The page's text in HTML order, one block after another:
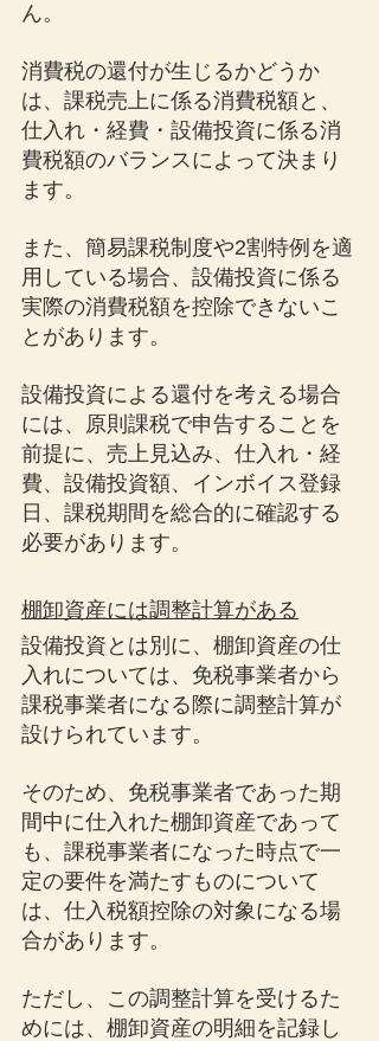
ん。
消費税の還付が生じるかどうか
は、課税売上に係る消費税額と、
仕入れ・経費・設備投資に係る消
費税額のバランスによって決まり
ます。
また、簡易課税制度や2割特例を適
用している場合、設備投資に係る
実際の消費税額を控除できないこ
とがあります。
設備投資による還付を考える場合
には、原則課税で申告することを
前提に、売上見込み、仕入れ・経
費、設備投資額、インボイス登録
日、課税期間を総合的に確認する
必要があります。
棚卸資産には調整計算がある
設備投資とは別に、棚卸資産の仕
入れについては、免税事業者から
課税事業者になる際に調整計算が
設けられています。
そのため、免税事業者であった期
間中に仕入れた棚卸資産であって
も、課税事業者になった時点で一
定の要件を満たすものについて
は、仕入税額控除の対象になる場
合があります。
ただし、この調整計算を受けるた
めには、棚卸資産の明細を記録し